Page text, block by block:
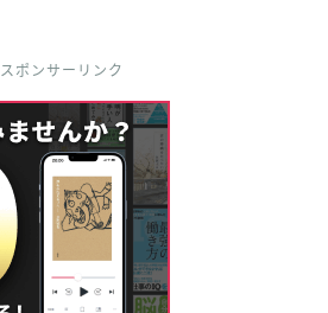
スポンサーリンク